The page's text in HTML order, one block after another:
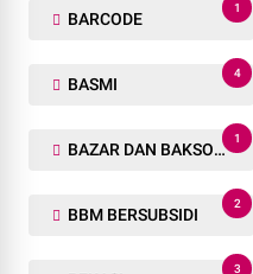
BARCODE
1
BASMI
4
BAZAR DAN BAKSOS RAMADHAN
1
BBM BERSUBSIDI
2
3